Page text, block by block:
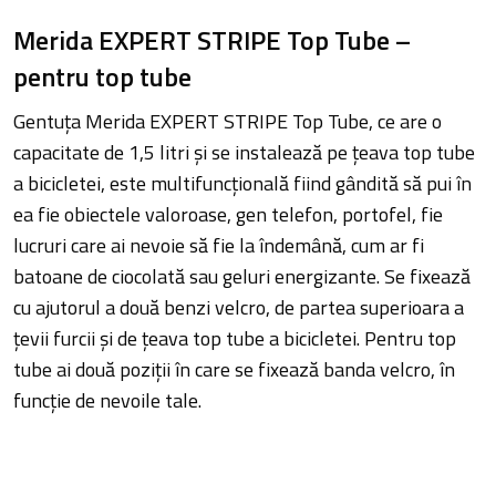
Merida EXPERT STRIPE Top Tube –
pentru top tube
Gentuța Merida EXPERT STRIPE Top Tube, ce are o
capacitate de 1,5 litri și se instalează pe țeava top tube
a bicicletei, este multifuncțională fiind gândită să pui în
ea fie obiectele valoroase, gen telefon, portofel, fie
lucruri care ai nevoie să fie la îndemână, cum ar fi
batoane de ciocolată sau geluri energizante. Se fixează
cu ajutorul a două benzi velcro, de partea superioara a
țevii furcii și de țeava top tube a bicicletei. Pentru top
tube ai două poziții în care se fixează banda velcro, în
funcție de nevoile tale.